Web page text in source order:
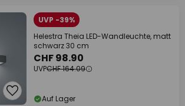
UVP -39%
Helestra Theia LED-Wandleuchte, matt
schwarz 30 cm
CHF 98.90
UVPCHF 164.09
Auf Lager